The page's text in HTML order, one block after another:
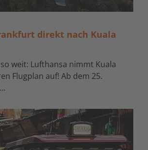
direkt nach Kuala
weit: Lufthansa nimmt Kuala
Flugplan auf! Ab dem 25.